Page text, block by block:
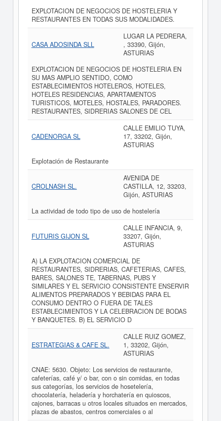
EXPLOTACION DE NEGOCIOS DE HOSTELERIA Y
RESTAURANTES EN TODAS SUS MODALIDADES.
CASA ADOSINDA SLL
LUGAR LA PEDRERA,
, 33390, Gijón,
ASTURIAS
EXPLOTACION DE NEGOCIOS DE HOSTELERIA EN
SU MAS AMPLIO SENTIDO, COMO
ESTABLECIMIENTOS HOTELEROS, HOTELES,
HOTELES RESIDENCIAS, APARTAMENTOS
TURISTICOS, MOTELES, HOSTALES, PARADORES.
RESTAURANTES, SIDRERIAS SALONES DE CEL
CADENORGA SL
CALLE EMILIO TUYA,
17, 33202, Gijón,
ASTURIAS
Explotación de Restaurante
CROLNASH SL.
AVENIDA DE
CASTILLA, 12, 33203,
Gijón, ASTURIAS
La actividad de todo tipo de uso de hostelería
FUTURIS GIJON SL
CALLE INFANCIA, 9,
33207, Gijón,
ASTURIAS
A) LA EXPLOTACION COMERCIAL DE
RESTAURANTES, SIDRERIAS, CAFETERIAS, CAFES,
BARES, SALONES TE, TABERNAS, PUBS Y
SIMILARES Y EL SERVICIO CONSISTENTE ENSERVIR
ALIMENTOS PREPARADOS Y BEBIDAS PARA EL
CONSUMO DENTRO O FUERA DE TALES
ESTABLECIMIENTOS Y LA CELEBRACION DE BODAS
Y BANQUETES. B) EL SERVICIO D
ESTRATEGIAS & CAFE SL.
CALLE RUIZ GOMEZ,
1, 33202, Gijón,
ASTURIAS
CNAE: 5630. Objeto: Los servicios de restaurante,
cafeterías, café y/ o bar, con o sin comidas, en todas
sus categorías, los servicios de hosetelería,
chocolatería, heladería y horchatería en quioscos,
cajones, barracas u otros locales situados en mercados,
plazas de abastos, centros comerciales o al